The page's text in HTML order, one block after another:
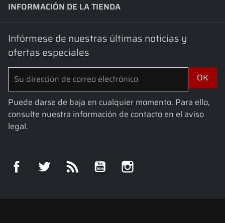
INFORMACIÓN DE LA TIENDA
Infórmese de nuestras últimas noticias y
ofertas especiales
Puede darse de baja en cualquier momento. Para ello,
consulte nuestra información de contacto en el aviso
legal.
Facebook Twitter YouTube